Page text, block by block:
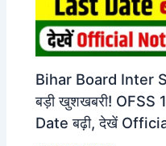
Bihar Board Inter
बड़ी खुशखबरी!
Date बढ़ी, देखें